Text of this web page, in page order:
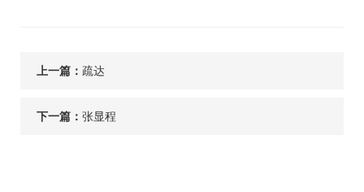
上一篇： 疏达
下一篇： 张显程